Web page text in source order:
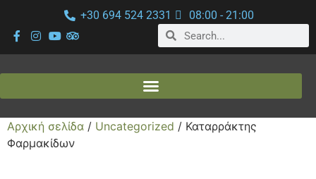
+30 694 524 2331 08:00 - 21:00
Αρχική σελίδα / Uncategorized / Καταρράκτης
Φαρμακίδων